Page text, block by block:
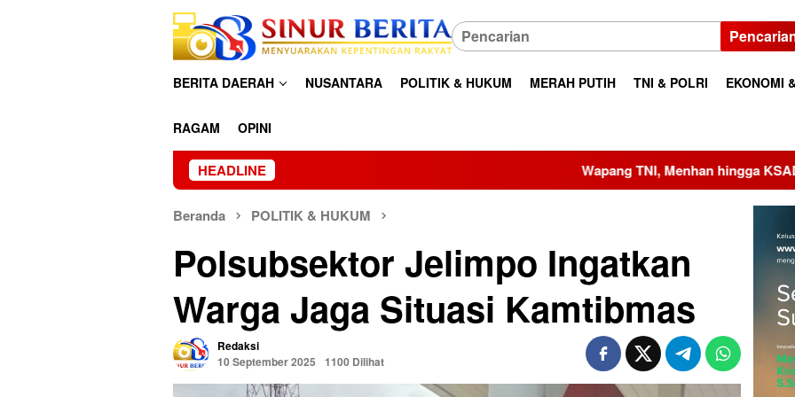
BERITA DAERAH NUSANTARA POLITIK & HUKUM MERAH PUTIH TNI & POLRI EKONOMI
RAGAM OPINI
HEADLINE Wapang TNI, Menhan hingga KSAD Dianugerahi Warga
Beranda POLITIK & HUKUM
Polsubsektor Jelimpo Ingatkan
Warga Jaga Situasi Kamtibmas
Redaksi
10 September 2025
1100 Dilihat